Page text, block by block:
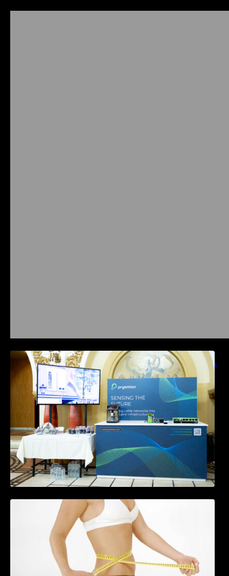
Prysmian aduce la COMM26 tehnologii de
sensing si Digital Energy pentru monitorizarea
in timp real a infrastrucrutilor critice
Tratamentul Wegovy® generează o scădere
în greutate de până la 22,6% la femei în
perioada menopauzei și reduce la jumătate
riscul de migrene